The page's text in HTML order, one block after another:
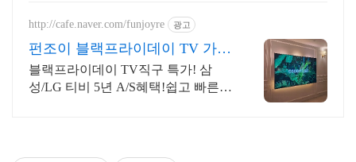
http://cafe.naver.com/funjoyre 광고
펀조이 블랙프라이데이 TV 가장
쉬운 TV직구
블랙프라이데이 TV직구 특가! 삼
성/LG 티비 5년 A/S혜택!쉽고 빠른